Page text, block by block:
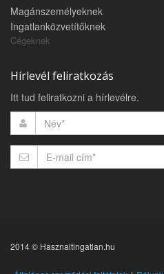
Magánszemélyeknek
Ingatlanközvetítőknek
Cégeknek
Hírlevél feliratkozás
Itt tud feliratkozni a hírlevélre.
2014 © Hasznaltingatlan.hu